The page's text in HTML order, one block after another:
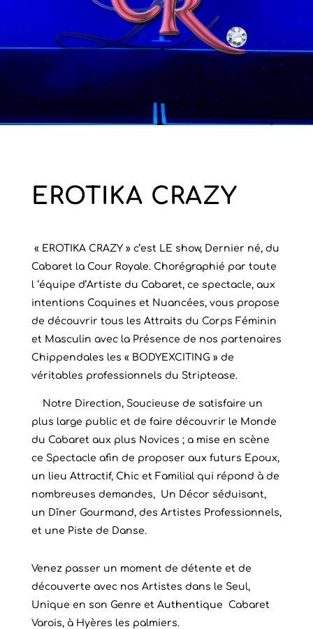
EROTIKA CRAZY
« EROTIKA CRAZY » c’est LE show, Dernier né, du
Cabaret la Cour Royale. Chorégraphié par toute
l ‘équipe d’Artiste du Cabaret, ce spectacle, aux
intentions Coquines et Nuancées, vous propose
de découvrir tous les Attraits du Corps Féminin
et Masculin avec la Présence de nos partenaires
Chippendales les « BODYEXCITING » de
véritables professionnels du Striptease.
Notre Direction, Soucieuse de satisfaire un
plus large public et de faire découvrir le Monde
du Cabaret aux plus Novices ; a mise en scène
ce Spectacle afin de proposer aux futurs Epoux,
un lieu Attractif, Chic et Familial qui répond à de
nombreuses demandes, Un Décor séduisant,
un Dîner Gourmand, des Artistes Professionnels,
et une Piste de Danse.
Venez passer un moment de détente et de
découverte avec nos Artistes dans le Seul,
Unique en son Genre et Authentique Cabaret
Varois, à Hyères les palmiers.